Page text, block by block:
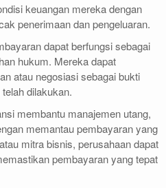
keuangan mereka dengan
penerimaan dan pengeluaran.
dapat berfungsi sebagai
hukum. Mereka dapat
atau negosiasi sebagai bukti
dilakukan.
membantu manajemen utang,
memantau pembayaran yang
mitra bisnis, perusahaan dapat
pembayaran yang tepat